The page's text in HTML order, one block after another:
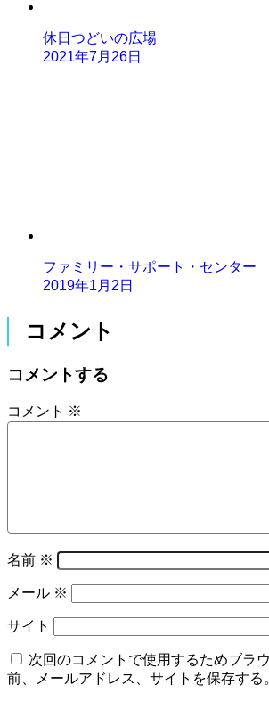
休日つどいの広場
2021年7月26日
ファミリー・サポート・センター
2019年1月2日
コメント
コメントする
コメント ※
名前 ※
メール ※
サイト
次回のコメントで使用するためブラ
前、メールアドレス、サイトを保存する